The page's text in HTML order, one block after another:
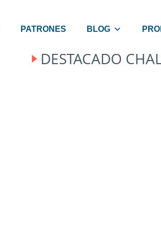
PATRONES BLOG
DESTACADO